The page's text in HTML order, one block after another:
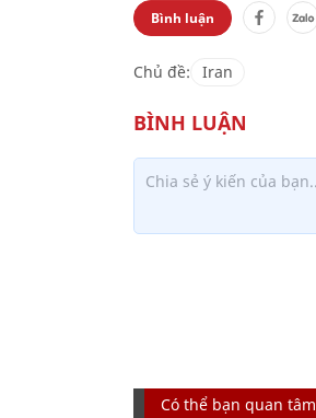
Bình luận
Chủ đề: Iran
Có thể bạn quan tâm